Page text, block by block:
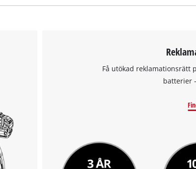
Få utökad reklamationsrätt
batterier